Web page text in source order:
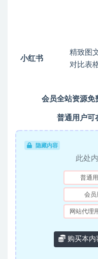
小红书
精致图
对比表
会员全站资源免
普通用户可
隐藏内容
此处
普通
会员
网站代理
购买本内